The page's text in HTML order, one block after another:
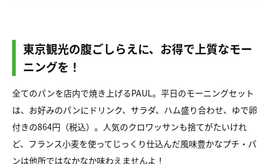
東京観光の腹ごしらえに、お得で上質なモー
ニングを！
全てのパンを店内で焼き上げるPAUL。平日のモーニングセット
は、お好みのパンにドリンク、サラダ、ハム盛り合わせ、ゆで卵
付きの864円（税込）。人気のクロワッサンも捨てがたいけれ
ど、フランス小麦を使ってじっくり仕込んだ風味豊かなプチ・パ
ンは他所ではなかなか味わえませんよ！